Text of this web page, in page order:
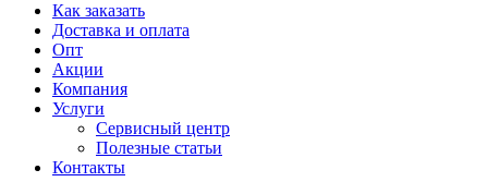
Как заказать
Доставка и оплата
Опт
Акции
Компания
Услуги
Сервисный центр
Полезные статьи
Контакты